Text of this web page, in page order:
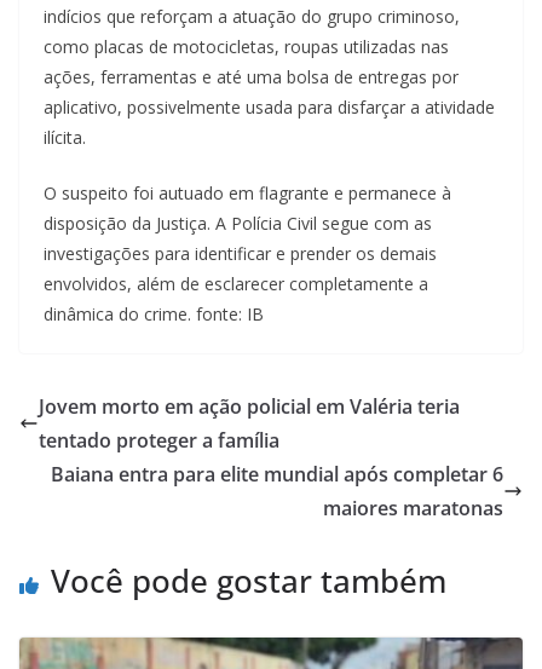
indícios que reforçam a atuação do grupo criminoso,
como placas de motocicletas, roupas utilizadas nas
ações, ferramentas e até uma bolsa de entregas por
aplicativo, possivelmente usada para disfarçar a atividade
ilícita.
O suspeito foi autuado em flagrante e permanece à
disposição da Justiça. A Polícia Civil segue com as
investigações para identificar e prender os demais
envolvidos, além de esclarecer completamente a
dinâmica do crime. fonte: IB
Jovem morto em ação policial em Valéria teria
tentado proteger a família
Baiana entra para elite mundial após completar 6
maiores maratonas
Você pode gostar também